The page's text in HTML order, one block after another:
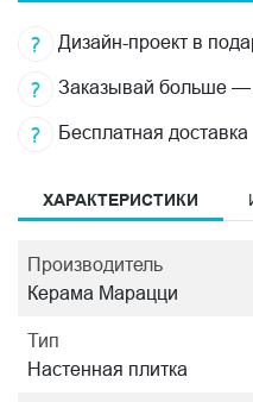
Дизайн-проект в
Заказывай больше
Бесплатная доставка
ХАРАКТЕРИСТИКИ
Производитель
Керама Марацци
Тип
Настенная плитка